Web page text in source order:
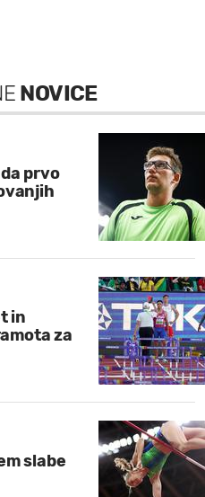
NOVICE
prvo
in
za
slabe